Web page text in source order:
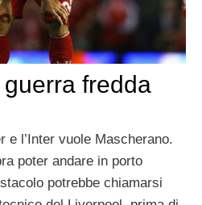
fredda
e l’Inter vuole Mascherano.
poter andare in porto
potrebbe chiamarsi